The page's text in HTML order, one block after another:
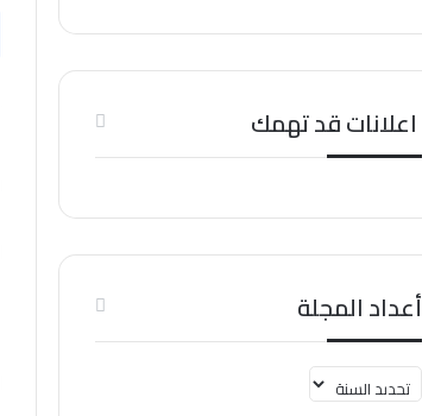
اعلانات قد تهمك
أعداد المجلة